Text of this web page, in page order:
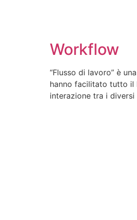
Workflow
“Flusso di lavoro” è
hanno facilitato tutto il
interazione tra i